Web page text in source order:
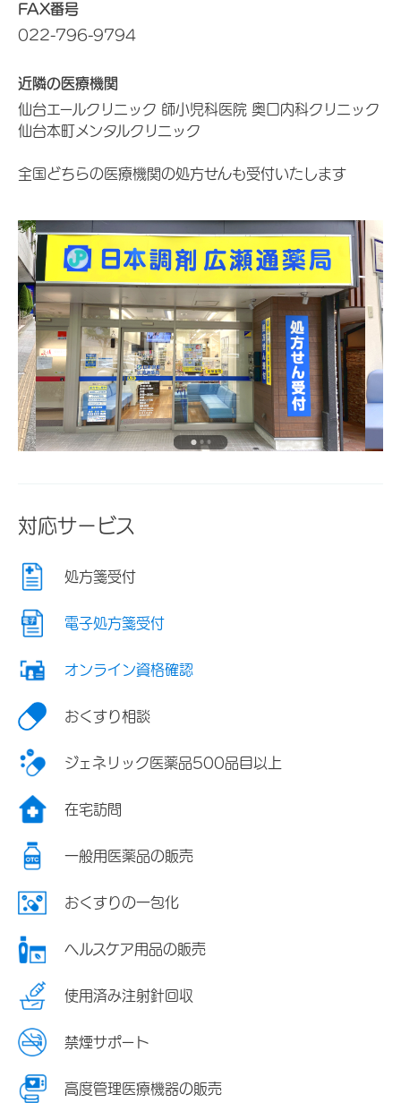
FAX番号
022-796-9794
近隣の医療機関
仙台エールクリニック 師小児科医院 奥口内科クリニック
仙台本町メンタルクリニック
全国どちらの医療機関の処方せんも受付いたします
対応サービス
処方箋受付
電子処方箋受付
オンライン資格確認
おくすり相談
ジェネリック医薬品500品目以上
在宅訪問
一般用医薬品の販売
おくすりの一包化
ヘルスケア用品の販売
使用済み注射針回収
禁煙サポート
高度管理医療機器の販売